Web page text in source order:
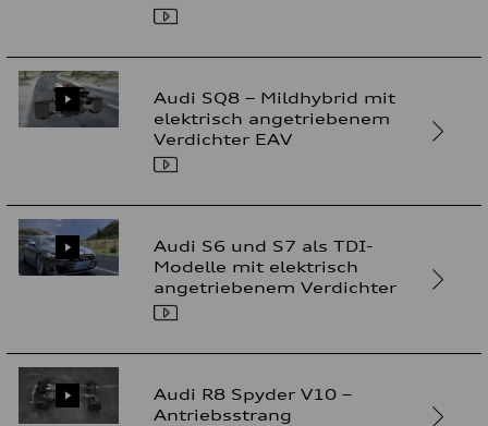
Audi SQ8 – Mildhybrid mit
elektrisch angetriebenem
Verdichter EAV
Audi S6 und S7 als TDI-
Modelle mit elektrisch
angetriebenem Verdichter
Audi R8 Spyder V10 –
Antriebsstrang